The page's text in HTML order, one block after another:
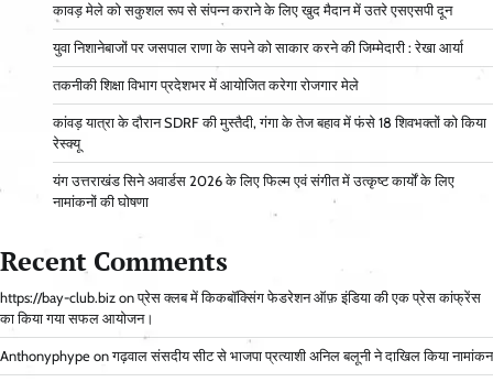
कावड़ मेले को सकुशल रूप से संपन्न कराने के लिए खुद मैदान में उतरे एसएसपी दून
युवा निशानेबाजों पर जसपाल राणा के सपने को साकार करने की जिम्मेदारी : रेखा आर्या
तकनीकी शिक्षा विभाग प्रदेशभर में आयोजित करेगा रोजगार मेले
कांवड़ यात्रा के दौरान SDRF की मुस्तैदी, गंगा के तेज बहाव में फंसे 18 शिवभक्तों को किया
रेस्क्यू
यंग उत्तराखंड सिने अवार्डस 2026 के लिए फिल्म एवं संगीत में उत्कृष्ट कार्यों के लिए
नामांकनों की घोषणा
Recent Comments
https://bay-club.biz onप्रेस क्लब में किकबॉक्सिंग फेडरेशन ऑफ़ इंडिया की एक प्रेस कांफ्रेंस
का किया गया सफल आयोजन।
Anthonyphype onगढ़वाल संसदीय सीट से भाजपा प्रत्याशी अनिल बलूनी ने दाखिल किया नामांकन